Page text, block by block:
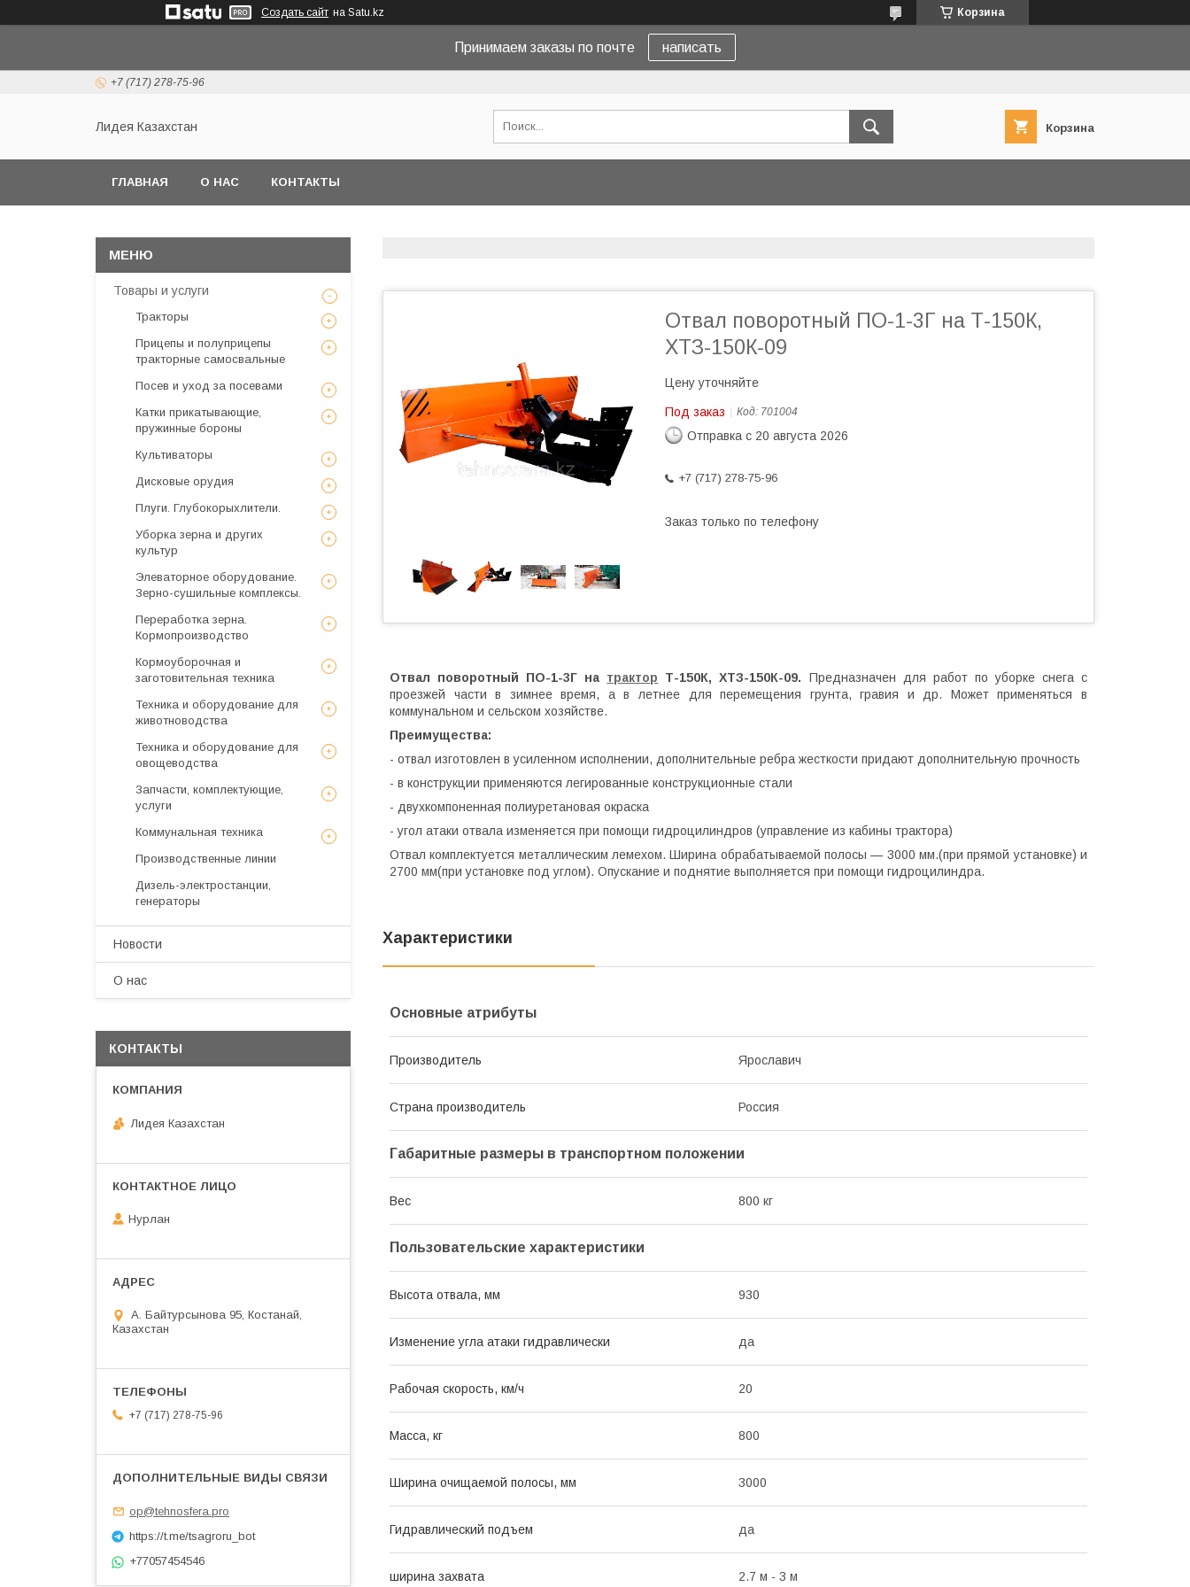
Создать сайт на Satu.kz Корзина
Принимаем заказы по почте написать
+7 (717) 278-75-96
Лидея Казахстан Корзина
ГЛАВНАЯ О НАС КОНТАКТЫ
Отвал поворотный ПО-1-3Г на Т-150К,
ХТЗ-150К-09
Цену уточняйте
Под заказ Код: 701004
Отправка с 20 августа 2026
+7 (717) 278-75-96
Заказ только по телефону
Отвал поворотный ПО-1-3Г на трактор Т-150К, ХТЗ-150К-09. Предназначен для работ по уборке снега с
проезжей части в зимнее время, а в летнее для перемещения грунта, гравия и др. Может применяться в
коммунальном и сельском хозяйстве.
Преимущества:
- отвал изготовлен в усиленном исполнении, дополнительные ребра жесткости придают дополнительную прочность
- в конструкции применяются легированные конструкционные стали
- двухкомпоненная полиуретановая окраска
- угол атаки отвала изменяется при помощи гидроцилиндров (управление из кабины трактора)
Отвал комплектуется металлическим лемехом. Ширина обрабатываемой полосы — 3000 мм.(при прямой установке) и
2700 мм(при установке под углом). Опускание и поднятие выполняется при помощи гидроцилиндра.
Характеристики
Основные атрибуты
Производитель Ярославич
Страна производитель Россия
Габаритные размеры в транспортном положении
Вес 800 кг
Пользовательские характеристики
Высота отвала, мм 930
Изменение угла атаки гидравлически да
Рабочая скорость, км/ч 20
Масса, кг 800
Ширина очищаемой полосы, мм 3000
Гидравлический подъем да
ширина захвата 2.7 м - 3 м
Товары и услуги
Тракторы
Прицепы и полуприцепы
тракторные самосвальные
Посев и уход за посевами
Катки прикатывающие,
пружинные бороны
Культиваторы
Дисковые орудия
Плуги. Глубокорыхлители.
Уборка зерна и других
культур
Элеваторное оборудование.
Зерно-сушильные комплексы.
Переработка зерна.
Кормопроизводство
Кормоуборочная и
заготовительная техника
Техника и оборудование для
животноводства
Техника и оборудование для
овощеводства
Запчасти, комплектующие,
услуги
Коммунальная техника
Производственные линии
Дизель-электростанции,
генераторы
Новости
О нас
КОНТАКТЫ
Лидея Казахстан
Нурлан
А. Байтурсынова 95, Костанай,
Казахстан
+7 (717) 278-75-96
op@tehnosfera.pro
https://t.me/tsagroru_bot
+77057454546